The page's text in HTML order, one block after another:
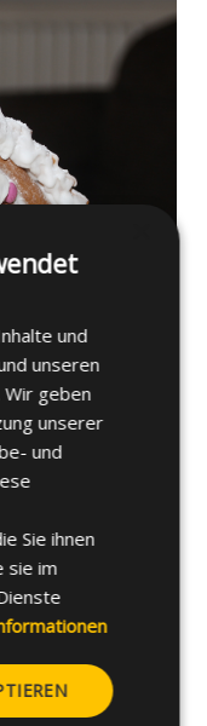
und
unseren
Wir geben
unserer
und
Sie ihnen
sie im